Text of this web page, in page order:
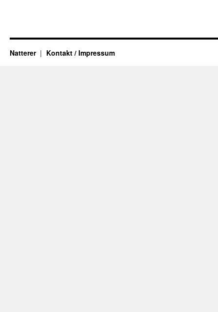
Natterer Kontakt / Impressum